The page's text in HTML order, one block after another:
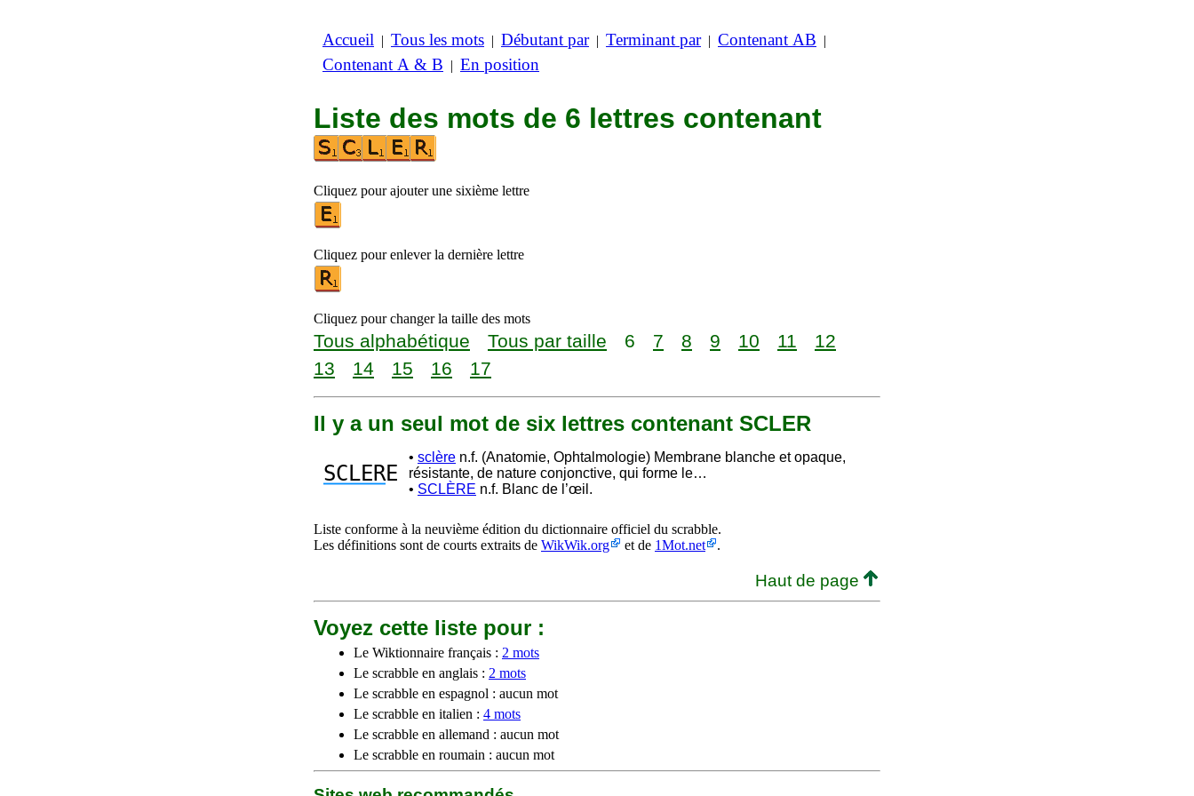
Accueil | Tous les mots | Débutant par| Terminant par| Contenant AB |
Contenant A & B | En position
Liste des mots de 6 lettres contenant
Cliquez pour ajouter une sixième lettre
Cliquez pour enlever la dernière lettre
Cliquez pour changer la taille des mots
Tous alphabétique Tous par taille 6 7 8 9 10 11
12
13
14 15 16 17
Il y a un seul mot de six lettres contenant SCLER
SCLERE
• sclère n.f. (Anatomie, Ophtalmologie) Membrane blanche et opaque,
résistante, de nature conjonctive, qui forme le…
• SCLÈRE n.f. Blanc de l’œil.
Liste conforme à la neuvième édition du dictionnaire officiel du scrabble.
Les définitions sont de courts extraits de WikWik.org et de 1Mot.net .
Haut de page
Voyez cette liste pour :
Le Wiktionnaire français : 2 mots
Le scrabble en anglais : 2 mots
Le scrabble en espagnol : aucun mot
Le scrabble en italien : 4 mots
Le scrabble en allemand : aucun mot
Le scrabble en roumain : aucun mot